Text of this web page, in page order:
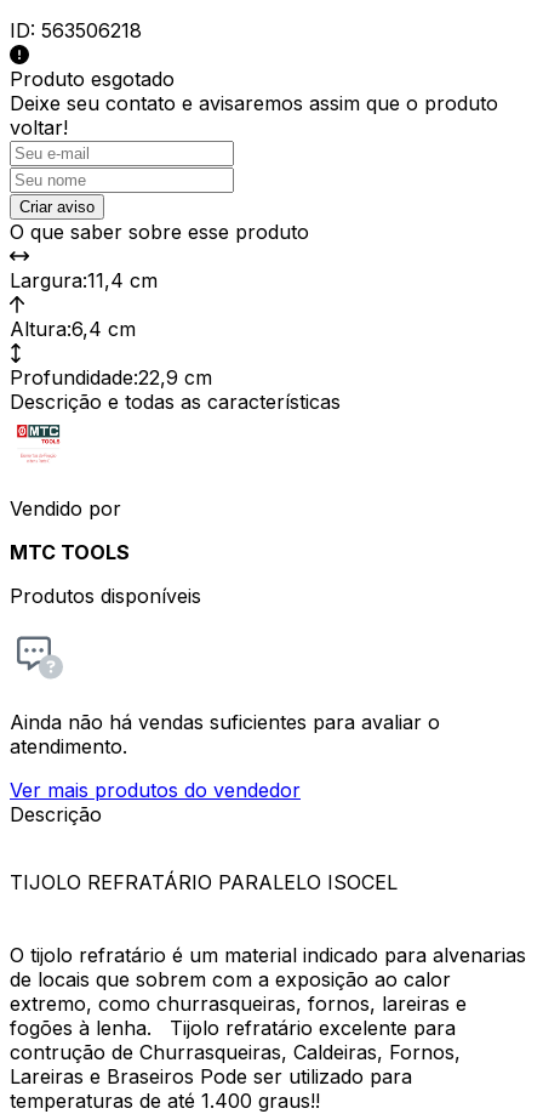
ID: 563506218
Produto esgotado
Deixe seu contato e avisaremos assim que o produto
voltar!
Criar aviso
O que saber sobre esse produto
Largura:11,4 cm
Altura:6,4 cm
Profundidade:22,9 cm
Descrição e todas as características
Vendido por
MTC TOOLS
Produtos disponíveis
Ainda não há vendas suficientes para avaliar o
atendimento.
Ver mais produtos do vendedor
Descrição
TIJOLO REFRATÁRIO PARALELO ISOCEL
O tijolo refratário é um material indicado para alvenarias
de locais que sobrem com a exposição ao calor
extremo, como churrasqueiras, fornos, lareiras e
fogões à lenha. Tijolo refratário excelente para
contrução de Churrasqueiras, Caldeiras, Fornos,
Lareiras e Braseiros Pode ser utilizado para
temperaturas de até 1.400 graus!!